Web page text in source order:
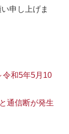
申し上げま
和5年5月10
通信断が発生